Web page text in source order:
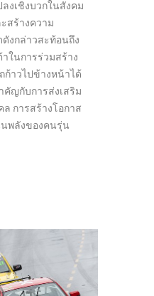
งเชิงบวกในสังคม
สร้างความ
งกล่าวสะท้อนถึง
ในการร่วมสร้าง
าวไปข้างหน้าได้
คัญกับการส่งเสริม
การสร้างโอกาส
พลังของคนรุ่น